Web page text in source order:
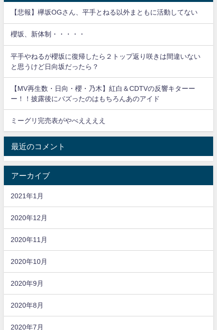
【悲報】欅坂OGさん、平手とねる以外まともに活動してない
櫻坂、新体制・・・・・
平手やねるが櫻坂に復帰したら２トップ返り咲きは間違いない
と思うけど日向坂だったら？
【MV再生数・日向・櫻・乃木】紅白＆CDTVの反響キターー
ー！！披露後にバズったのはもちろんあのアイド
ミーグリ完売表がやべええええ
最近のコメント
アーカイブ
2021年1月
2020年12月
2020年11月
2020年10月
2020年9月
2020年8月
2020年7月